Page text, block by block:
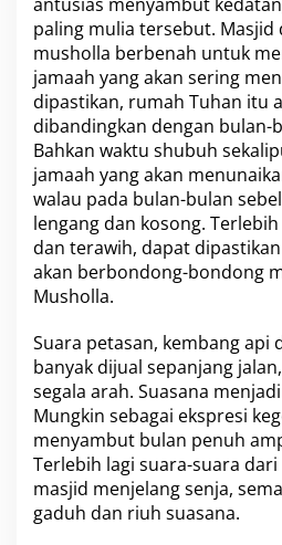
paling mulia tersebut. Masjid
musholla berbenah untuk
jamaah yang akan sering
dipastikan, rumah Tuhan itu
dibandingkan dengan bulan-
Bahkan waktu shubuh
jamaah yang akan
walau pada bulan-bulan
lengang dan kosong.
dan terawih, dapat
akan berbondong-bondong
Musholla.
Suara petasan, kembang api
banyak dijual sepanjang
segala arah. Suasana
Mungkin sebagai ekspresi
menyambut bulan penuh
Terlebih lagi suara-suara
masjid menjelang senja,
gaduh dan riuh suasana.